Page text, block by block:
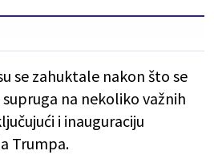
se zahuktale nakon što se
na nekoliko važnih
i inauguraciju
Trumpa.